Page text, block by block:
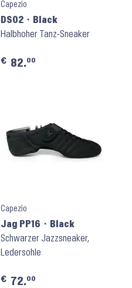
Capezio
DS02 ⬝ Black
Halbhoher Tanz-Sneaker
€ 82.00
Capezio
Jag PP16 ⬝ Black
Schwarzer Jazzsneaker,
Ledersohle
€ 72.00